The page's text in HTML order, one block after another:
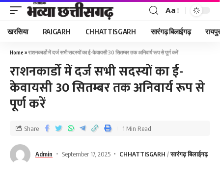
Aa
खरसिया RAIGARH CHHATTISGARH सारंगढ़ बिलाईगढ़
Home »राशनकार्डो में दर्ज सभी सदस्यों का ई-केवायसी 30 सितम्बर तक अनिवार्य रूप से पूर्ण करें
राशनकार्डो में दर्ज सभी सदस्यों का ई-
केवायसी 30 सितम्बर तक अनिवार्य रूप से
पूर्ण करें
Admin September 17, 2025 CHHATTISGARH सारंगढ़ बिलाईगढ़
Share 1 Min Read